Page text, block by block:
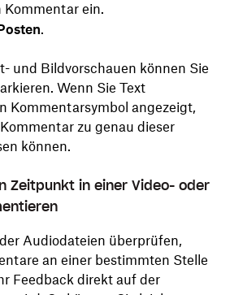
Kommentar ein.
.
und Bildvorschauen können Sie
Wenn Sie Text
Kommentarsymbol angezeigt,
zu genau dieser
können.
Zeitpunkt in einer Video- oder
Audiodateien überprüfen,
an einer bestimmten Stelle
Feedback direkt auf der